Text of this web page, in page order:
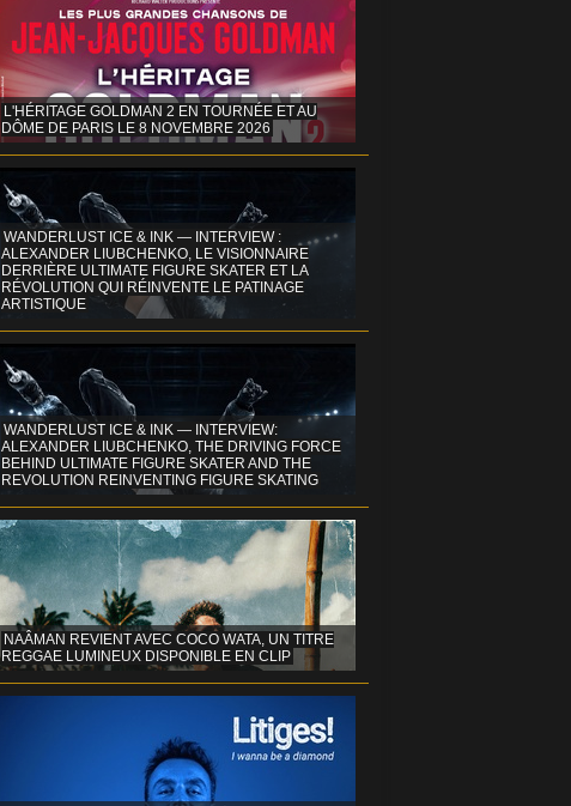
L'HÉRITAGE GOLDMAN 2 EN TOURNÉE ET AU
DÔME DE PARIS LE 8 NOVEMBRE 2026
WANDERLUST ICE & INK — INTERVIEW :
ALEXANDER LIUBCHENKO, LE VISIONNAIRE
DERRIÈRE ULTIMATE FIGURE SKATER ET LA
RÉVOLUTION QUI RÉINVENTE LE PATINAGE
ARTISTIQUE
WANDERLUST ICE & INK — INTERVIEW:
ALEXANDER LIUBCHENKO, THE DRIVING FORCE
BEHIND ULTIMATE FIGURE SKATER AND THE
REVOLUTION REINVENTING FIGURE SKATING
NAÂMAN REVIENT AVEC COCO WATA, UN TITRE
REGGAE LUMINEUX DISPONIBLE EN CLIP